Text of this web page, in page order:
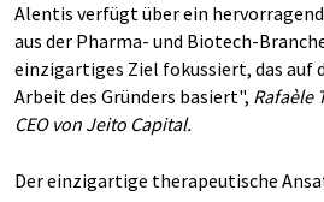
Alentis verfügt über ein
aus der Pharma- und Biotech-
einzigartiges Ziel fokussiert, das auf
Arbeit des Gründers basiert", Rafaèle
CEO von Jeito Capital.
Der einzigartige therapeutische